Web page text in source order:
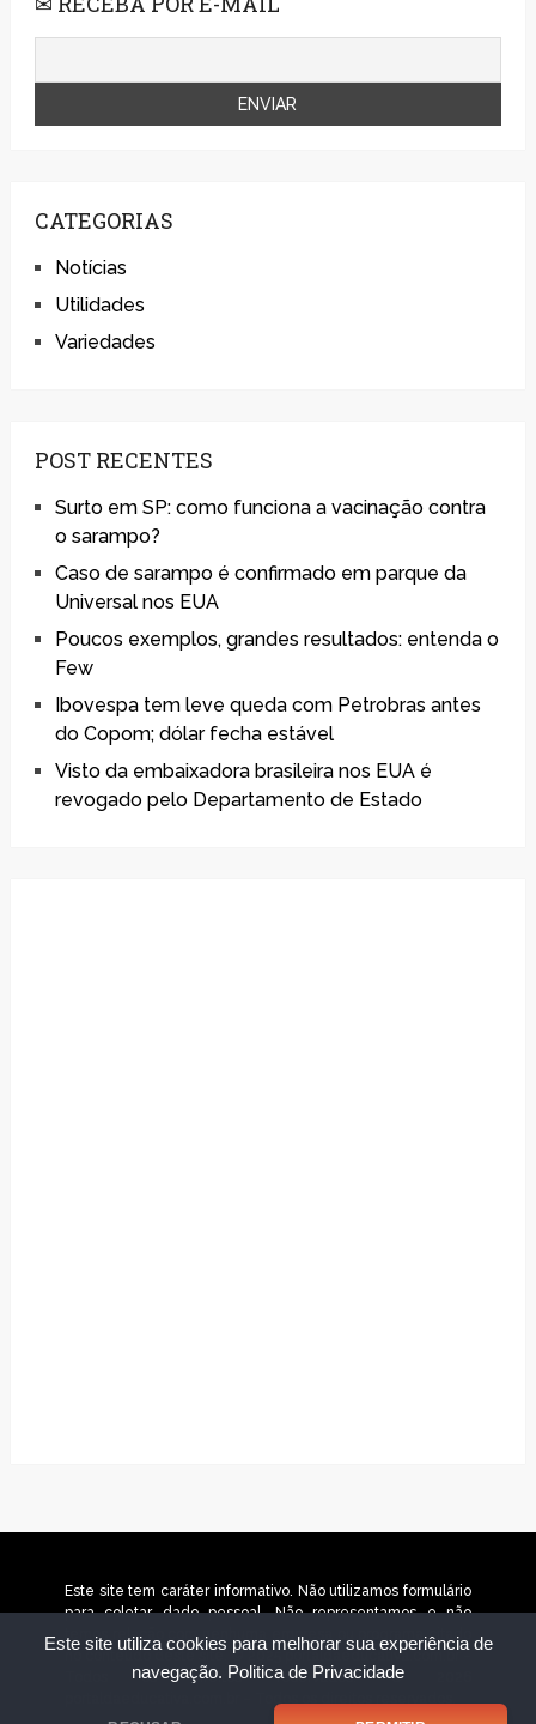
Este site utiliza cookies para melhorar sua experiência de
navegação. Politica de Privacidade
CATEGORIAS
Notícias
Utilidades
Variedades
POST RECENTES
Surto em SP: como funciona a vacinação contra
o sarampo?
Caso de sarampo é confirmado em parque da
Universal nos EUA
Poucos exemplos, grandes resultados: entenda o
Few
Ibovespa tem leve queda com Petrobras antes
do Copom; dólar fecha estável
Visto da embaixadora brasileira nos EUA é
revogado pelo Departamento de Estado
Este site tem caráter informativo. Não utilizamos formulário
para coletar dado pessoal. Não representamos e não
temos relação com nenhuma empresa ou programa citado
no conteúdo deste site. © 2025 portaldaeducativa.com.br –
Todos os direitos reservados. © 2026